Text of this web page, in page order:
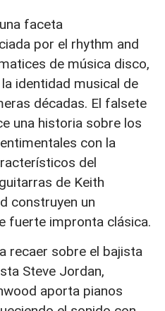
faceta
por el rhythm and
de música disco,
identidad musical de
décadas. El falsete
una historia sobre los
con la
del
de Keith
construyen un
fuerte impronta clásica.
recaer sobre el bajista
Steve Jordan,
aporta pianos